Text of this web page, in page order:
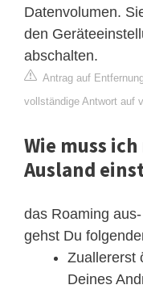
Datenvolumen.
den
abschalten.
Antrag auf
vollständige Antwort auf
Wie muss
Ausland
das Roaming
gehst Du
Zuallererst
Deines